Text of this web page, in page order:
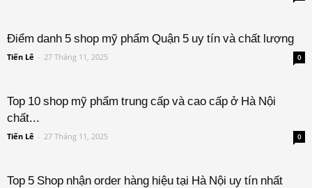
Điểm danh 5 shop mỹ phẩm Quận 5 uy tín và chất lượng
Tiến Lê - 27 Tháng 11, 2025 0
Top 10 shop mỹ phẩm trung cấp và cao cấp ở Hà Nội
chất...
Tiến Lê - 27 Tháng 11, 2025 0
Top 5 Shop nhận order hàng hiệu tại Hà Nội uy tín nhất